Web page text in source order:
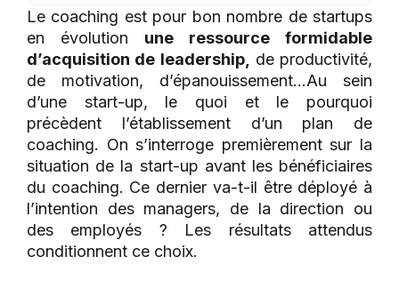
Le coaching est pour bon nombre de startups
en évolution une ressource formidable
d’acquisition de leadership,
de productivité,
de motivation, d’épanouissement…Au sein
d’une start-up, le quoi et le pourquoi
précèdent l’établissement d’un plan de
coaching. On s’interroge premièrement sur la
situation de la start-up avant les bénéficiaires
du coaching. Ce dernier va-t-il être déployé à
l’intention des managers, de la direction ou
des employés ? Les résultats attendus
conditionnent ce choix.